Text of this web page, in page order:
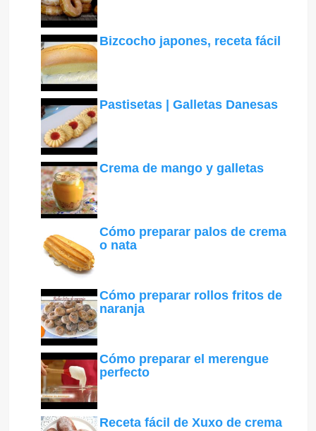
Bizcocho japones, receta fácil
Pastisetas | Galletas Danesas
Crema de mango y galletas
Cómo preparar palos de crema
o nata
Cómo preparar rollos fritos de
naranja
Cómo preparar el merengue
perfecto
Receta fácil de Xuxo de crema